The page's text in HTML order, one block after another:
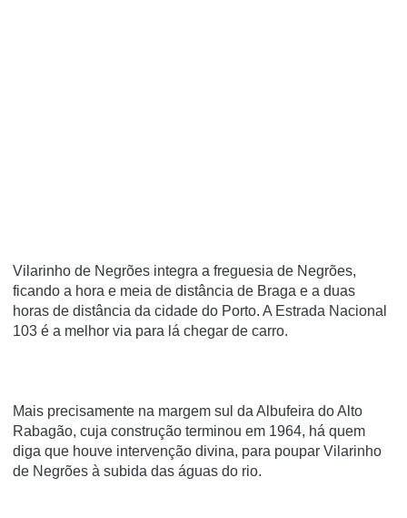
Vilarinho de Negrões integra a freguesia de Negrões,
ficando a hora e meia de distância de Braga e a duas
horas de distância da cidade do Porto. A Estrada Nacional
103 é a melhor via para lá chegar de carro.
Mais precisamente na margem sul da Albufeira do Alto
Rabagão, cuja construção terminou em 1964, há quem
diga que houve intervenção divina, para poupar Vilarinho
de Negrões à subida das águas do rio.